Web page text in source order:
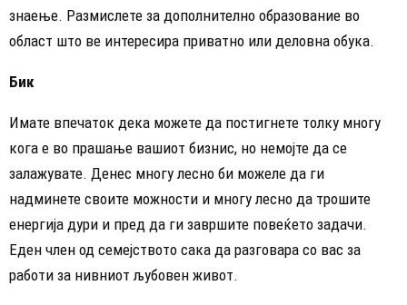
знаење. Размислете за дополнително образование во
област што ве интересира приватно или деловна обука.
Бик
Имате впечаток дека можете да постигнете толку многу
кога е во прашање вашиот бизнис, но немојте да се
залажувате. Денес многу лесно би можеле да ги
надминете своите можности и многу лесно да трошите
енергија дури и пред да ги завршите повеќето задачи.
Еден член од семејството сака да разговара со вас за
работи за нивниот љубовен живот.